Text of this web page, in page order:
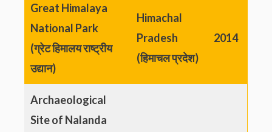
Great Himalaya
National Park
(ग्रेट हिमालय राष्ट्रीय
उद्यान)
Himachal
Pradesh
(हिमाचल प्रदेश)
2014
Archaeological
Site of Nalanda